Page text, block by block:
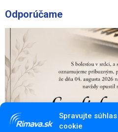
Spravujte
cookie
Odporúčame